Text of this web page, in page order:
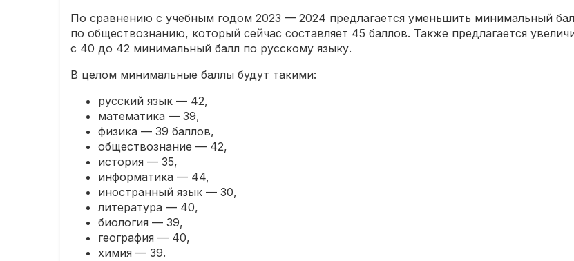
По сравнению с учебным годом 2023 — 2024 предлагается уменьшить минимальный
по обществознанию, который сейчас составляет 45 баллов. Также предлагается
с 40 до 42 минимальный балл по русскому языку.
В целом минимальные баллы будут такими:
русский язык — 42,
математика — 39,
физика — 39 баллов,
обществознание — 42,
история — 35,
информатика — 44,
иностранный язык — 30,
литература — 40,
биология — 39,
география — 40,
химия — 39.